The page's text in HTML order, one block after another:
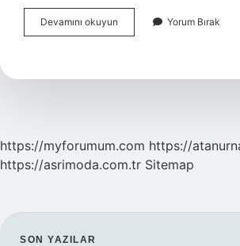
Devamını okuyun
Orkestrası
Oluşur
Yorum Bırak
https://myforumum.com https://
https://asrimoda.com.tr Sitemap
SON YAZILAR